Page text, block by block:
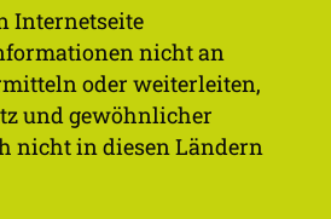
Von der Commis­sion de
Surveil­lance du Secteur
Financier („CSSF“) in
Internetseite
nicht an
oder weiterleiten,
und gewöhnlicher
nicht in diesen Ländern